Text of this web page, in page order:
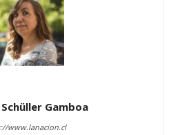
Gamboa
www.lanacion.cl